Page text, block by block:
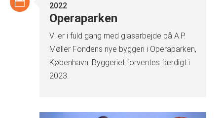
2022
Operaparken
Vi er i fuld gang med glasarbejde på A.P.
Møller Fondens nye byggeri i Operaparken,
København. Byggeriet forventes færdigt i
2023.